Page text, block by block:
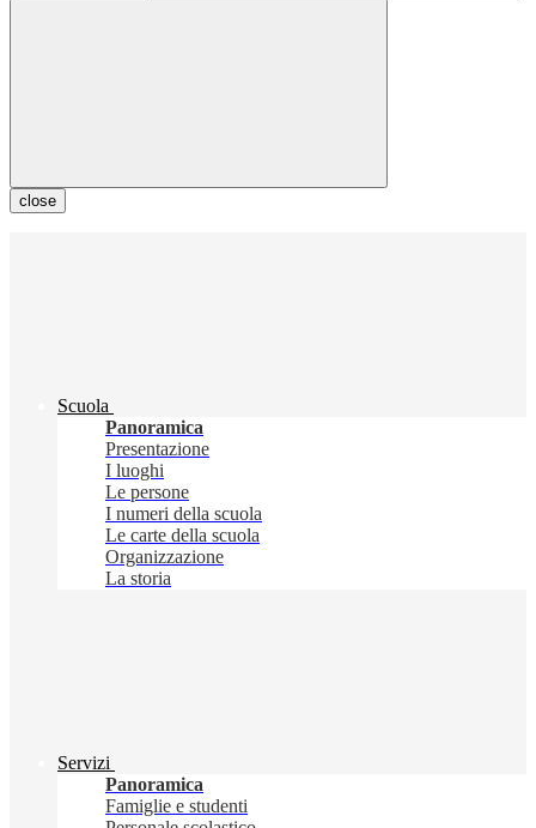
close
Scuola
Panoramica
Presentazione
I luoghi
Le persone
I numeri della scuola
Le carte della scuola
Organizzazione
La storia
Servizi
Panoramica
Famiglie e studenti